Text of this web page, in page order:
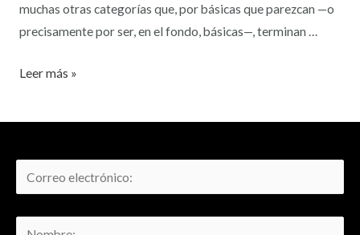
muchas otras categorías que, por básicas que parezcan —o
precisamente por ser, en el fondo, básicas—, terminan …
Leer más »